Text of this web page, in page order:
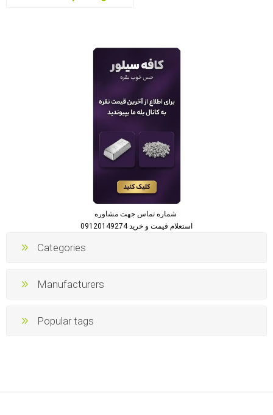
استعلام قیمت و خرید 09120149274
Categories
Manufacturers
Popular tags